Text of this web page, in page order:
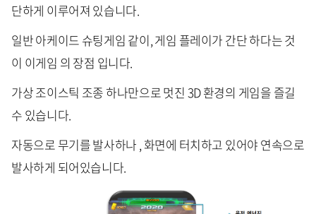
단하게 이루어져 있습니다.
일반 아케이드 슈팅게임 같이, 게임 플레이가 간단 하다는 것
이 이게임 의 장점 입니다.
가상 조이스틱 조종 하나만으로 멋진 3D 환경의 게임을 즐길
수 있습니다.
자동으로 무기를 발사하나 , 화면에 터치하고 있어야 연속으로
발사하게 되어있습니다.